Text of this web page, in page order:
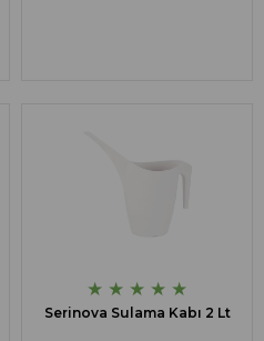
★ ★ ★ ★ ★
Serinova Sulama Kabı 2 Lt